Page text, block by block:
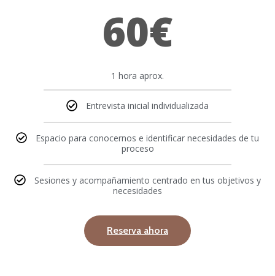
60€
1 hora aprox.
Entrevista inicial individualizada
Espacio para conocernos e identificar necesidades de tu
proceso
Sesiones y acompañamiento centrado en tus objetivos y
necesidades
Reserva ahora